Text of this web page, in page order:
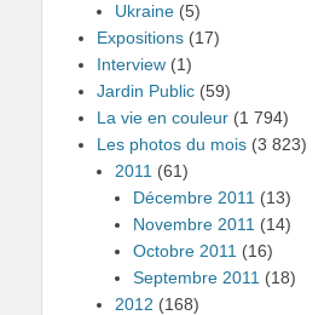
Ukraine (5)
Expositions (17)
Interview (1)
Jardin Public (59)
La vie en couleur (1 794)
Les photos du mois (3 823)
2011 (61)
Décembre 2011 (13)
Novembre 2011 (14)
Octobre 2011 (16)
Septembre 2011 (18)
2012 (168)